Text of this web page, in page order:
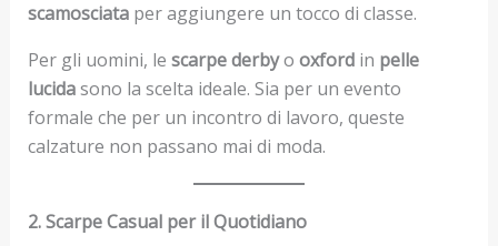
scamosciataper aggiungere un tocco di classe.
Per gli uomini, le scarpe derbyo oxfordin pelle
lucidasono la scelta ideale. Sia per un evento
formale che per un incontro di lavoro, queste
calzature non passano mai di moda.
2. Scarpe Casual per il Quotidiano